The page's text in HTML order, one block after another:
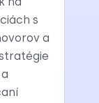
s
a